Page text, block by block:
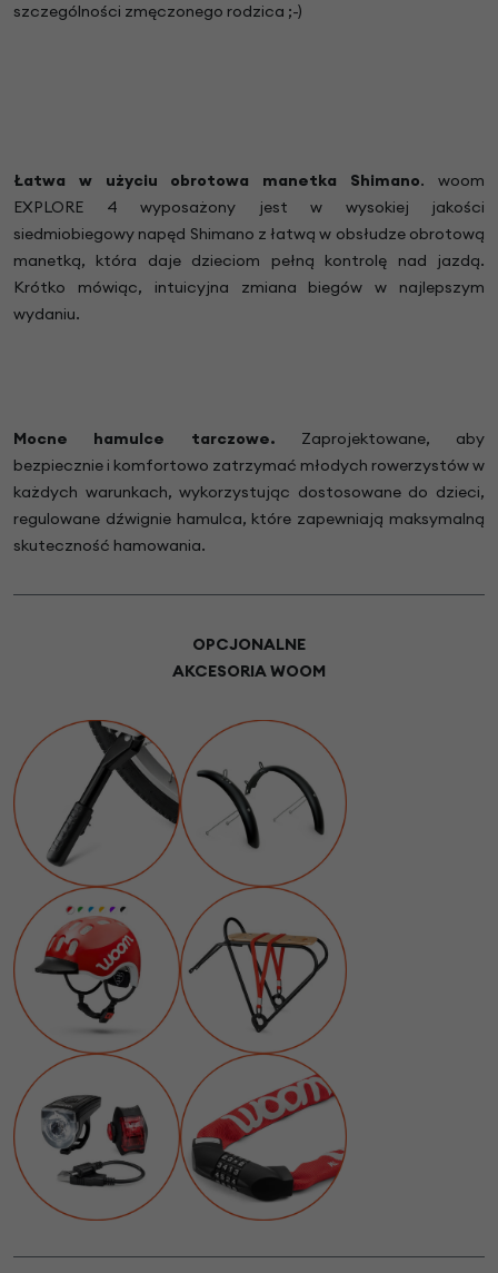
szczególności zmęczonego rodzica ;-)
Łatwa w użyciu obrotowa manetka Shimano. woom
EXPLORE 4 wyposażony jest w wysokiej jakości
siedmiobiegowy napęd Shimano z łatwą w obsłudze obrotową
manetką, która daje dzieciom pełną kontrolę nad jazdą.
Krótko mówiąc, intuicyjna zmiana biegów w najlepszym
wydaniu.
Mocne hamulce tarczowe. Zaprojektowane, aby
bezpiecznie i komfortowo zatrzymać młodych rowerzystów w
każdych warunkach, wykorzystując dostosowane do dzieci,
regulowane dźwignie hamulca, które zapewniają maksymalną
skuteczność hamowania.
OPCJONALNE
AKCESORIA WOOM